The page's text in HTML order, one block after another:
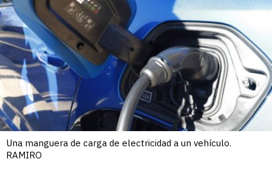
Una manguera de carga de electricidad a un vehículo.
RAMIRO